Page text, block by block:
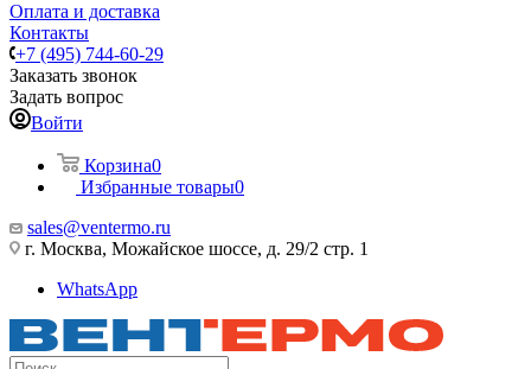
Оплата и доставка
Контакты
+7 (495) 744-60-29
Заказать звонок
Задать вопрос
Войти
Корзина0
Избранные товары0
sales@ventermo.ru
г. Москва, Можайское шоссе, д. 29/2 стр. 1
WhatsApp